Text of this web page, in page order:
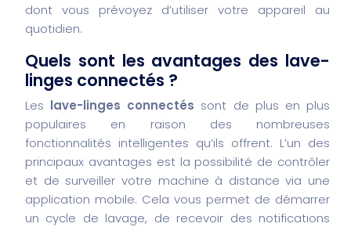
dont vous prévoyez d’utiliser votre appareil au
quotidien.
Quels sont les avantages des lave-
linges connectés ?
Les lave-linges connectés sont de plus en plus
populaires en raison des nombreuses
fonctionnalités intelligentes qu’ils offrent. L’un des
principaux avantages est la possibilité de contrôler
et de surveiller votre machine à distance via une
application mobile. Cela vous permet de démarrer
un cycle de lavage, de recevoir des notifications